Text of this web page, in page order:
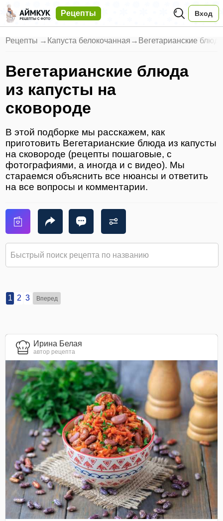
Рецепты Вход
Рецепты → Капуста белокочанная → Вегетарианские
Вегетарианские блюда
из капусты на
сковороде
В этой подборке мы расскажем, как
приготовить Вегетарианские блюда из капусты
на сковороде (рецепты пошаговые, с
фотографиями, а иногда и с видео). Мы
стараемся объяснить все нюансы и ответить
на все вопросы и комментарии.
1 2 3 Вперед
Ирина Белая
автор рецепта